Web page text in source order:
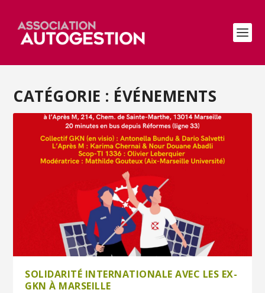
CATÉGORIE : ÉVÉNEMENTS
SOLIDARITÉ INTERNATIONALE AVEC LES EX-
GKN À MARSEILLE